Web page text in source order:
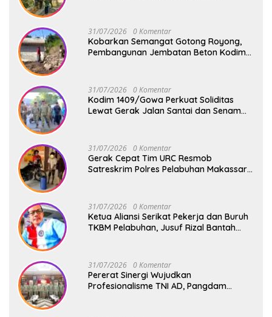
31/07/2026 0 Komentar
Kobarkan Semangat Gotong Royong,
Pembangunan Jembatan Beton Kodim
31/07/2026 0 Komentar
Kodim 1409/Gowa Perkuat Soliditas
Lewat Gerak Jalan Santai dan Senam
31/07/2026 0 Komentar
Gerak Cepat Tim URC Resmob
Satreskrim Polres Pelabuhan Makassar
31/07/2026 0 Komentar
Ketua Aliansi Serikat Pekerja dan Buruh
TKBM Pelabuhan, Jusuf Rizal Bantah
31/07/2026 0 Komentar
Pererat Sinergi Wujudkan
Profesionalisme TNI AD, Pangdam